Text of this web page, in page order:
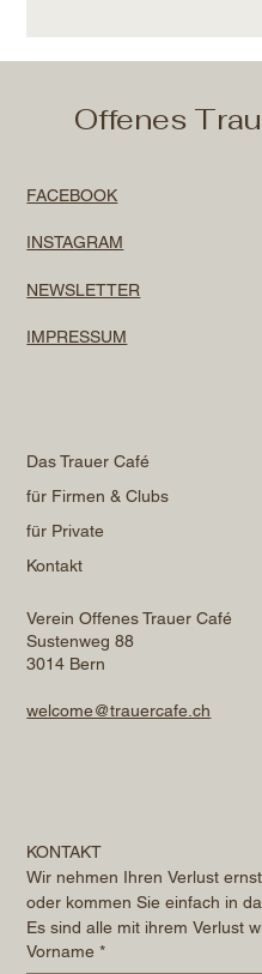
Offenes
FACEBOOK
INSTAGRAM
NEWSLETTER
IMPRESSUM
Das Trauer Café
für Firmen & Clubs
für Private
Kontakt
Verein Offenes Trauer Café
Sustenweg 88
3014 Bern
welcome@trauercafe.ch
KONTAKT
Wir nehmen Ihren Verlust
oder kommen Sie einfach in
Es sind alle mit ihrem Verlust
Vorname *